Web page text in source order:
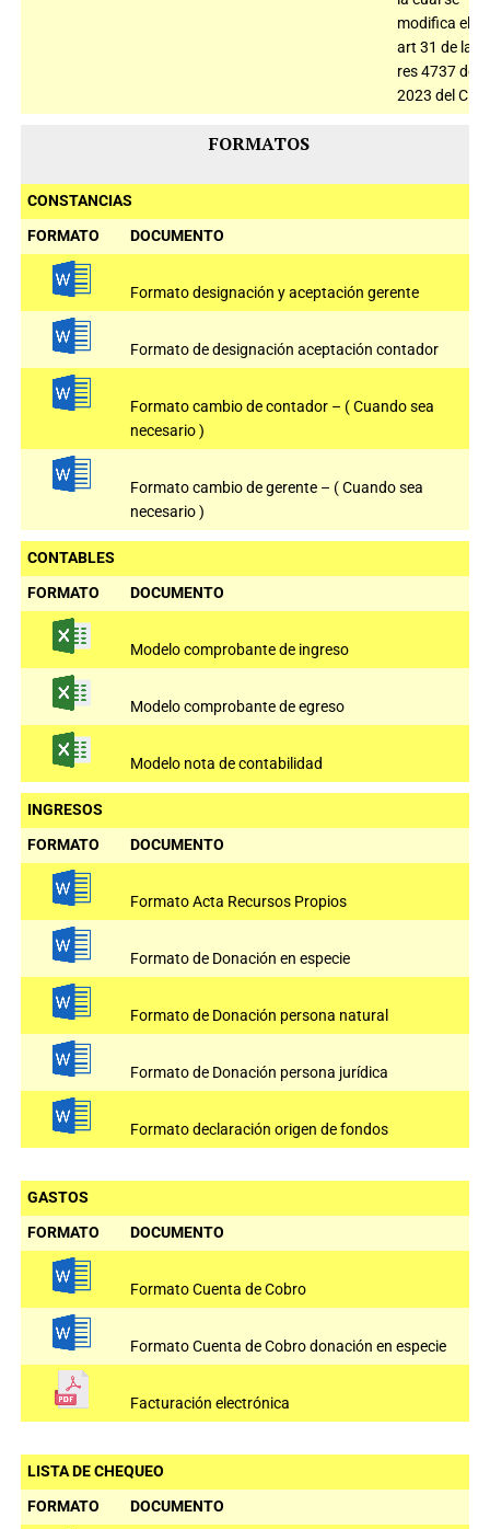
modifica el
art 31 de la
res 4737 de
2023 del CNE
FORMATOS
CONSTANCIAS
FORMATO
DOCUMENTO
Formato designación y aceptación gerente
Formato de designación aceptación contador
Formato cambio de contador – ( Cuando sea
necesario )
Formato cambio de gerente – ( Cuando sea
necesario )
CONTABLES
FORMATO
DOCUMENTO
Modelo comprobante de ingreso
Modelo comprobante de egreso
Modelo nota de contabilidad
INGRESOS
FORMATO
DOCUMENTO
Formato Acta Recursos Propios
Formato de Donación en especie
Formato de Donación persona natural
Formato de Donación persona jurídica
Formato declaración origen de fondos
GASTOS
FORMATO
DOCUMENTO
Formato Cuenta de Cobro
Formato Cuenta de Cobro donación en especie
Facturación electrónica
LISTA DE CHEQUEO
FORMATO
DOCUMENTO